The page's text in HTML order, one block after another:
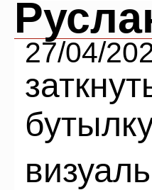
27/04/